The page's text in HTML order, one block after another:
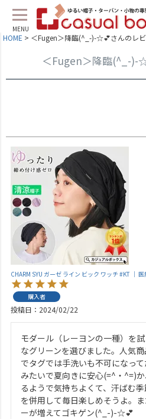
MENU
HOME ＜Fugen＞降臨(^_-)-☆💕さんのレ
＜Fugen＞降臨(^_-)-
CHARM SYU ガーゼ ライン ビック ワッチ #KT ｜
購入者
投稿日 2024/02/22
モダール（レーヨンの一種）を
なグリーンを選びました。人気
でタグでは手洗いも不可になっ
みたいで夏向きに安心(=^・^=)
るようで気持ちよくて、汗ばむ
を併用して毎日楽しめそうよ。
ーが増えてゴキゲン(^_-)-☆💕